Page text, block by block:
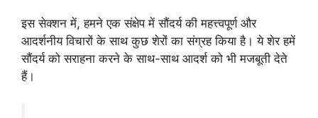
इस सेक्शन में, हमने एक संक्षेप में सौंदर्य की महत्त्वपूर्ण और
आदर्शनीय विचारों के साथ कुछ शेरों का संग्रह किया है। ये शेर हमें
सौंदर्य को सराहना करने के साथ-साथ आदर्श को भी मजबूती देते
हैं।